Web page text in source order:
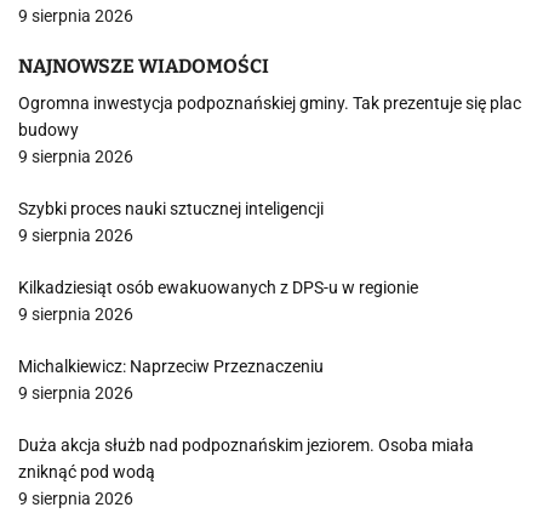
9 sierpnia 2026
NAJNOWSZE WIADOMOŚCI
Ogromna inwestycja podpoznańskiej gminy. Tak prezentuje się plac
budowy
9 sierpnia 2026
Szybki proces nauki sztucznej inteligencji
9 sierpnia 2026
Kilkadziesiąt osób ewakuowanych z DPS-u w regionie
9 sierpnia 2026
Michalkiewicz: Naprzeciw Przeznaczeniu
9 sierpnia 2026
Duża akcja służb nad podpoznańskim jeziorem. Osoba miała
zniknąć pod wodą
9 sierpnia 2026